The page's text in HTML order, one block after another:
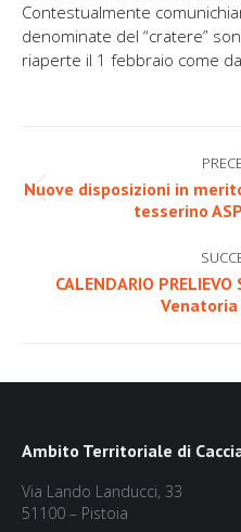
Contestualmente
denominate del “cratere”
riaperte il 1 febbraio come
tra
post
Nuove disposizioni in
tesserino
CALENDARIO
Ambito Territoriale di
Via Lando Landucci, 33
51100 – Pistoia